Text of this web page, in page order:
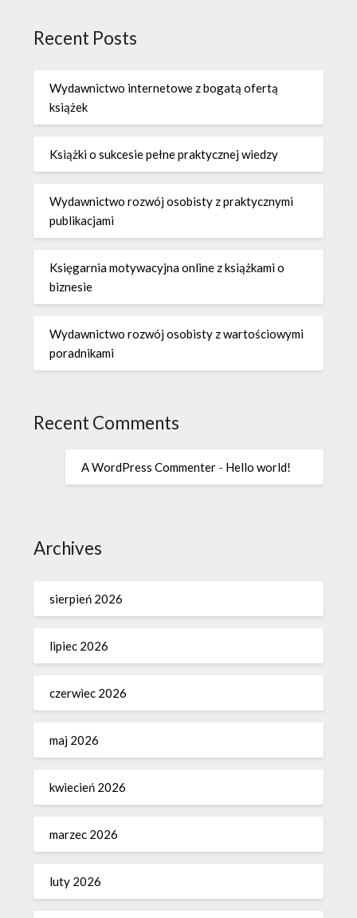
Recent Posts
Wydawnictwo internetowe z bogatą ofertą
książek
Książki o sukcesie pełne praktycznej wiedzy
Wydawnictwo rozwój osobisty z praktycznymi
publikacjami
Księgarnia motywacyjna online z książkami o
biznesie
Wydawnictwo rozwój osobisty z wartościowymi
poradnikami
Recent Comments
A WordPress Commenter - Hello world!
Archives
sierpień 2026
lipiec 2026
czerwiec 2026
maj 2026
kwiecień 2026
marzec 2026
luty 2026